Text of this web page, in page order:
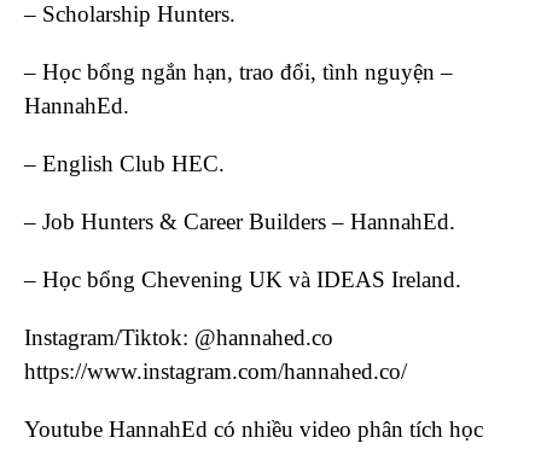
– Scholarship Hunters.
– Học bổng ngắn hạn, trao đổi, tình nguyện –
HannahEd.
– English Club HEC.
– Job Hunters & Career Builders – HannahEd.
– Học bổng Chevening UK và IDEAS Ireland.
Instagram/Tiktok: @hannahed.co
https://www.instagram.com/hannahed.co/
Youtube HannahEd có nhiều video phân tích học